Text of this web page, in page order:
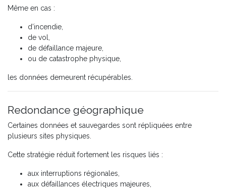
Même en cas :
d’incendie,
de vol,
de défaillance majeure,
ou de catastrophe physique,
les données demeurent récupérables.
Redondance géographique
Certaines données et sauvegardes sont répliquées entre
plusieurs sites physiques.
Cette stratégie réduit fortement les risques liés :
aux interruptions régionales,
aux défaillances électriques majeures,